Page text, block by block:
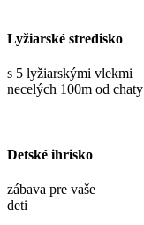
Lyžiarské stredisko
s 5 lyžiarskými vlekmi
necelých 100m od chaty
Detské ihrisko
zábava pre vaše
deti